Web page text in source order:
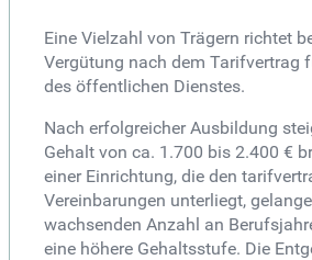
Eine Vielzahl von Trägern richtet
Vergütung nach dem Tarifvertrag
des öffentlichen Dienstes.
Nach erfolgreicher Ausbildung
Gehalt von ca. 1.700 bis 2.400 €
einer Einrichtung, die den
Vereinbarungen unterliegt,
wachsenden Anzahl an
eine höhere Gehaltsstufe. Die